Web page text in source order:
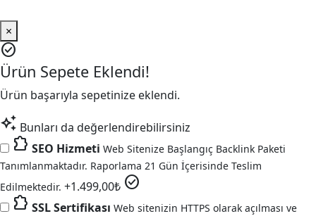
×
check_circle
Ürün Sepete Eklendi!
Ürün başarıyla sepetinize eklendi.
auto_awesome Bunları da değerlendirebilirsiniz
extension SEO Hizmeti Web Sitenize Başlangıç Backlink Paketi
Tanımlanmaktadır. Raporlama 21 Gün İçerisinde Teslim
Edilmektedir. +1.499,00₺ check_circle
extension SSL Sertifikası Web sitenizin HTTPS olarak açılması ve